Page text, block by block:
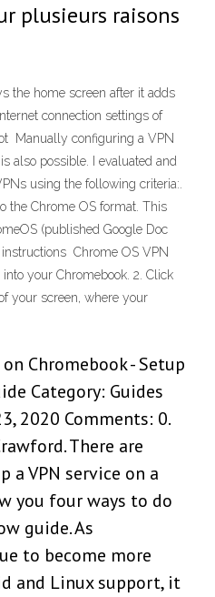
plusieurs raisons
the home screen after it adds
connection settings of
Manually configuring a VPN
also possible. I evaluated and
using the following criteria:.
the Chrome OS format. This
(published Google Doc
Chrome OS VPN
your Chromebook. 2. Click
your screen, where your
Chromebook - Setup
Category: Guides
2020 Comments: 0.
There are
a VPN service on a
you four ways to do
guide. As
to become more
and Linux support, it